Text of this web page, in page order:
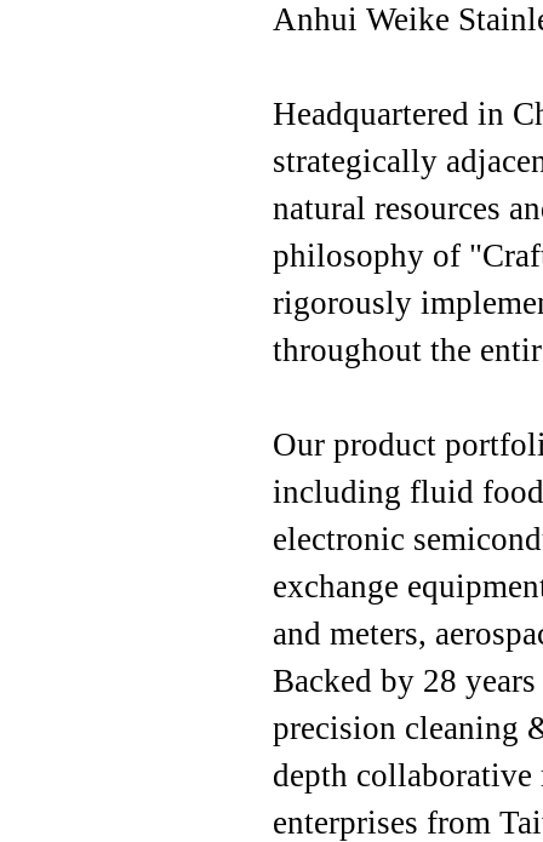
Anhui Weike
Headquartered in
strategically
natural resources
philosophy of
rigorously
throughout the
Our product
including fluid food
electronic
exchange
and meters,
Backed by 28
precision cleaning
depth collaborative
enterprises from